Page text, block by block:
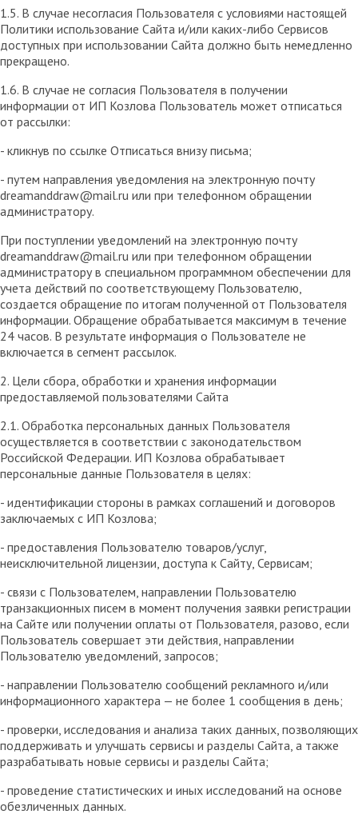
1.5. В случае несогласия Пользователя с условиями настоящей
Политики использование Сайта и/или каких-либо Сервисов
доступных при использовании Сайта должно быть немедленно
прекращено.
1.6. В случае не согласия Пользователя в получении
информации от ИП Козлова Пользователь может отписаться
от рассылки:
- кликнув по ссылке Отписаться внизу письма;
- путем направления уведомления на электронную почту
dreamanddraw@mail.ru или при телефонном обращении
администратору.
При поступлении уведомлений на электронную почту
dreamanddraw@mail.ru или при телефонном обращении
администратору в специальном программном обеспечении для
учета действий по соответствующему Пользователю,
создается обращение по итогам полученной от Пользователя
информации. Обращение обрабатывается максимум в течение
24 часов. В результате информация о Пользователе не
включается в сегмент рассылок.
2. Цели сбора, обработки и хранения информации
предоставляемой пользователями Сайта
2.1. Обработка персональных данных Пользователя
осуществляется в соответствии с законодательством
Российской Федерации. ИП Козловa обрабатывает
персональные данные Пользователя в целях:
- идентификации стороны в рамках соглашений и договоров
заключаемых с ИП Козлова;
- предоставления Пользователю товаров/услуг,
неисключительной лицензии, доступа к Сайту, Сервисам;
- связи с Пользователем, направлении Пользователю
транзакционных писем в момент получения заявки регистрации
на Сайте или получении оплаты от Пользователя, разово, если
Пользователь совершает эти действия, направлении
Пользователю уведомлений, запросов;
- направлении Пользователю сообщений рекламного и/или
информационного характера — не более 1 сообщения в день;
- проверки, исследования и анализа таких данных, позволяющих
поддерживать и улучшать сервисы и разделы Сайта, а также
разрабатывать новые сервисы и разделы Сайта;
- проведение статистических и иных исследований на основе
обезличенных данных.